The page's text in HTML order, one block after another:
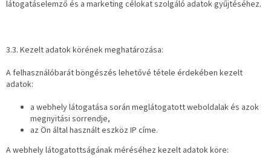
látogatáselemző és a marketing célokat szolgáló adatok gyűjtéséhez.
3.3. Kezelt adatok körének meghatározása:
A felhasználóbarát böngészés lehetővé tétele érdekében kezelt
adatok:
a webhely látogatása során meglátogatott weboldalak és azok
megnyitási sorrendje,
az Ön által használt eszköz IP címe.
A webhely látogatottságának méréséhez kezelt adatok köre: